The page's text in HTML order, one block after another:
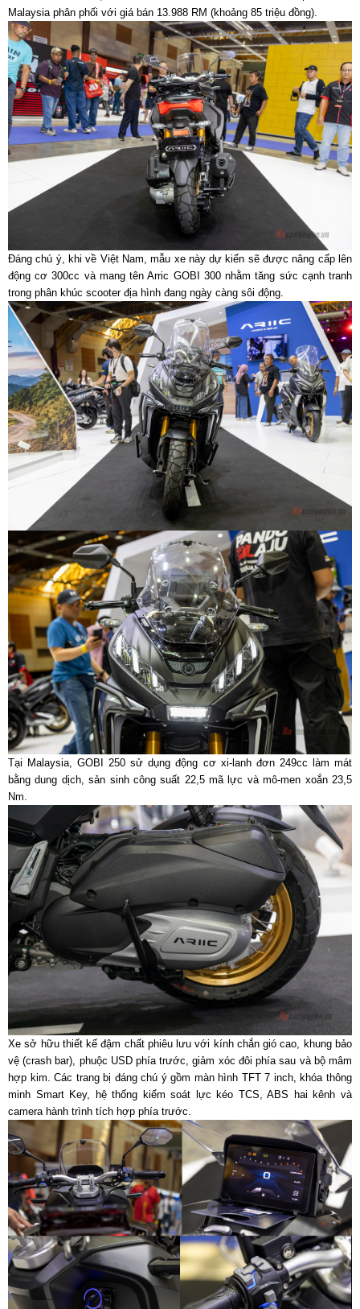
Malaysia phân phối với giá bán 13.988 RM (khoảng 85 triệu đồng).
Đáng chú ý, khi về Việt Nam, mẫu xe này dự kiến sẽ được nâng cấp lên
động cơ 300cc và mang tên Arric GOBI 300 nhằm tăng sức cạnh tranh
trong phân khúc scooter địa hình đang ngày càng sôi động.
Tại Malaysia, GOBI 250 sử dụng động cơ xi-lanh đơn 249cc làm mát
bằng dung dịch, sản sinh công suất 22,5 mã lực và mô-men xoắn 23,5
Nm.
Xe sở hữu thiết kế đậm chất phiêu lưu với kính chắn gió cao, khung bảo
vệ (crash bar), phuộc USD phía trước, giảm xóc đôi phía sau và bộ mâm
hợp kim. Các trang bị đáng chú ý gồm màn hình TFT 7 inch, khóa thông
minh Smart Key, hệ thống kiểm soát lực kéo TCS, ABS hai kênh và
camera hành trình tích hợp phía trước.